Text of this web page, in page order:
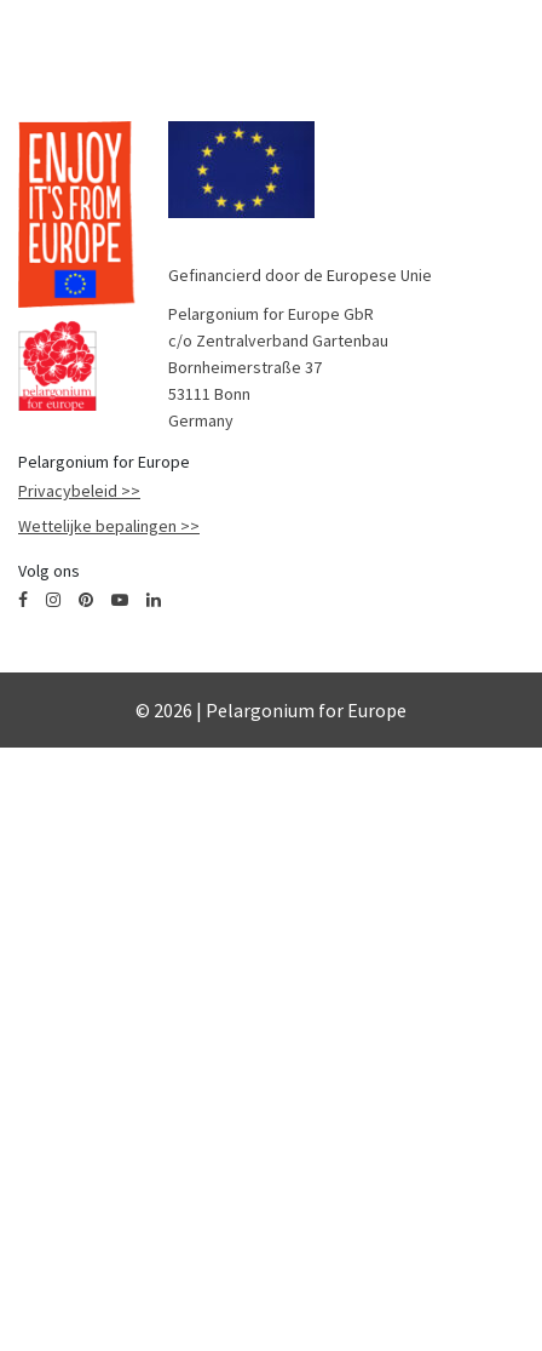
Gefinancierd door de Europese Unie
Pelargonium for Europe GbR
c/o Zentralverband Gartenbau
Bornheimerstraße 37
53111 Bonn
Germany
Pelargonium for Europe
Privacybeleid
Wettelijke bepalingen
Volg ons
© 2026 | Pelargonium for Europe